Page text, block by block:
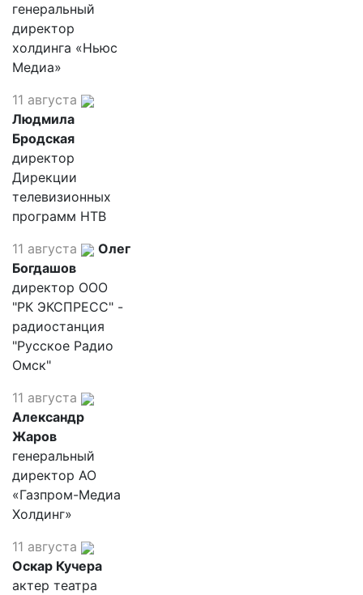
генеральный
директор
холдинга «Ньюс
Медиа»
11 августа
Людмила
Бродская
директор
Дирекции
телевизионных
программ НТВ
11 августа
Олег
Богдашов
директор ООО
"РК ЭКСПРЕСС" -
радиостанция
"Русское Радио
Омск"
11 августа
Александр
Жаров
генеральный
директор АО
«Газпром-Медиа
Холдинг»
11 августа
Оскар Кучера
актер театра